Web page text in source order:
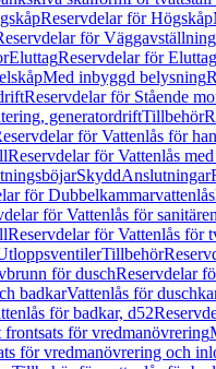
Reservdelar för Högskåp
för
EluttagReservdelar för Eluttag
Med inbyggd belysning
Reservdelar för Stående
generatordriftTillbehör
för Vattenlås för
Reservdelar för Vattenlås
SkyddAnslutningar
för Dubbelkammarvattenlås
för Vattenlås för
Reservdelar för Vattenlås för
Tillbehör
för duschReservdelar
badkarVattenlås för
för badkar, d52
för vredmanövrering
för vredmanövrering och